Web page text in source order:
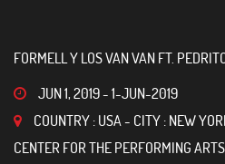
FORMELL Y LOS VAN VAN FT.
JUN 1, 2019-1-JUN-2019
COUNTRY : USA - CITY : NEW
CENTER FOR THE PERFORMING